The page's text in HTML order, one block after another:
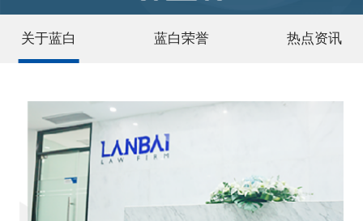
关于蓝白 蓝白荣誉 热点资讯